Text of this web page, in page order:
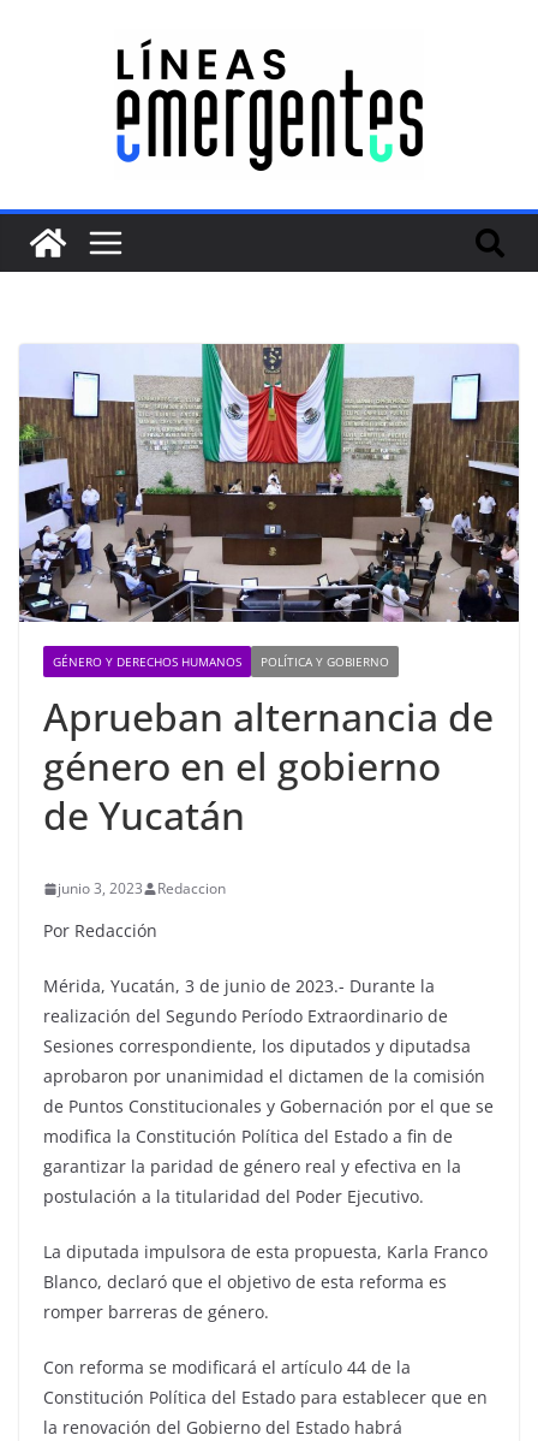
GÉNERO Y DERECHOS HUMANOS POLÍTICA Y GOBIERNO
Aprueban alternancia de
género en el gobierno
de Yucatán
junio 3, 2023 Redaccion
Por Redacción
Mérida, Yucatán, 3 de junio de 2023.- Durante la
realización del Segundo Período Extraordinario de
Sesiones correspondiente, los diputados y diputadsa
aprobaron por unanimidad el dictamen de la comisión
de Puntos Constitucionales y Gobernación por el que se
modifica la Constitución Política del Estado a fin de
garantizar la paridad de género real y efectiva en la
postulación a la titularidad del Poder Ejecutivo.
La diputada impulsora de esta propuesta, Karla Franco
Blanco, declaró que el objetivo de esta reforma es
romper barreras de género.
Con reforma se modificará el artículo 44 de la
Constitución Política del Estado para establecer que en
la renovación del Gobierno del Estado habrá